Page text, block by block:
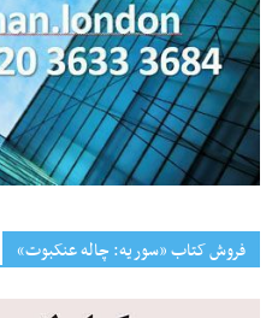
فروش کتاب «سوریه: چاله عنکبوت»